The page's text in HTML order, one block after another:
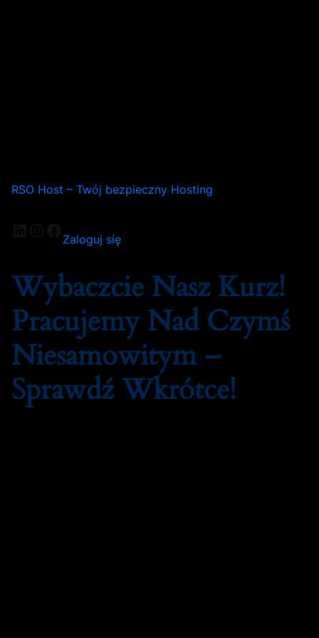
RSO Host – Twój bezpieczny Hosting
Zaloguj się
Wybaczcie Nasz Kurz!
Pracujemy Nad Czymś
Niesamowitym –
Sprawdź Wkrótce!